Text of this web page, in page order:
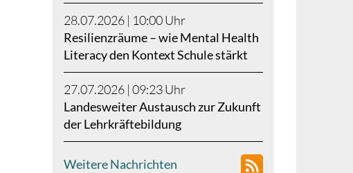
28.07.2026 | 10:00Uhr
Resilienzräume – wie Mental Health
Literacy den Kontext Schule stärkt
27.07.2026 | 09:23Uhr
Landesweiter Austausch zur Zukunft
der Lehrkräftebildung
Weitere Nachrichten